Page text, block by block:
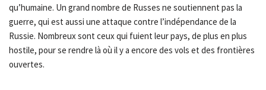
qu’humaine. Un grand nombre de Russes ne soutiennent pas la
guerre, qui est aussi une attaque contre l’indépendance de la
Russie. Nombreux sont ceux qui fuient leur pays, de plus en plus
hostile, pour se rendre là où il y a encore des vols et des frontières
ouvertes.